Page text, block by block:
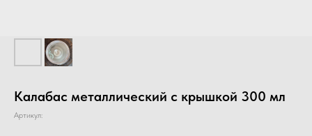
Калабас металлический с крышкой 300 мл
Артикул: